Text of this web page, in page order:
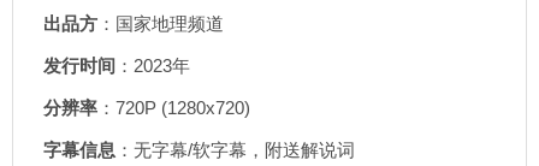
出品方 ：国家地理频道
发行时间 ：2023年
分辨率 ：720P (1280x720)
字幕信息 ：无字幕/软字幕，附送解说词